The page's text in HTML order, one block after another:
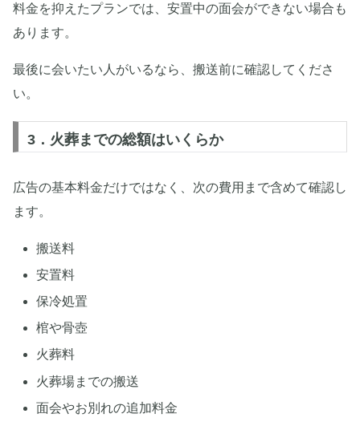
料金を抑えたプランでは、安置中の面会ができない場合も
あります。
最後に会いたい人がいるなら、搬送前に確認してくださ
い。
3．火葬までの総額はいくらか
広告の基本料金だけではなく、次の費用まで含めて確認し
ます。
搬送料
安置料
保冷処置
棺や骨壺
火葬料
火葬場までの搬送
面会やお別れの追加料金